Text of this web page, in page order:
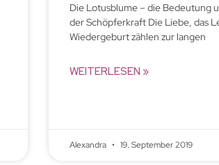
Die Lotusblume – die Bedeutung
der Schöpferkraft Die Liebe, das
Wiedergeburt zählen zur langen
WEITERLESEN »
Alexandra 19. September 2019